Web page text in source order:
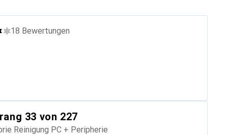
18 Bewertungen
33 von 227
Reinigung PC + Peripherie